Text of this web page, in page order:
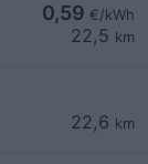
0,59 €/kWh
22,5 km
22,6 km